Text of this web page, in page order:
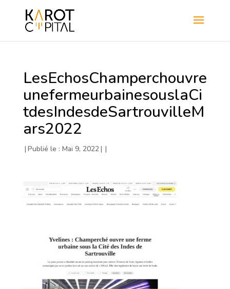
LesEchosChamperchouvre
unefermeurbainesouslaCi
tdesIndesdeSartrouvilleM
ars2022
| Publié le : Mai 9, 2022| |